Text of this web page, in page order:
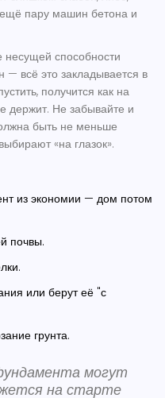
ещё пару машин бетона и
способности
— всё это закладывается в
получится как на
держит. Не забывайте и
быть не меньше
«на глазок».
из экономии — дом потом
почвы.
или берут её "с
грунта.
могут
на старте